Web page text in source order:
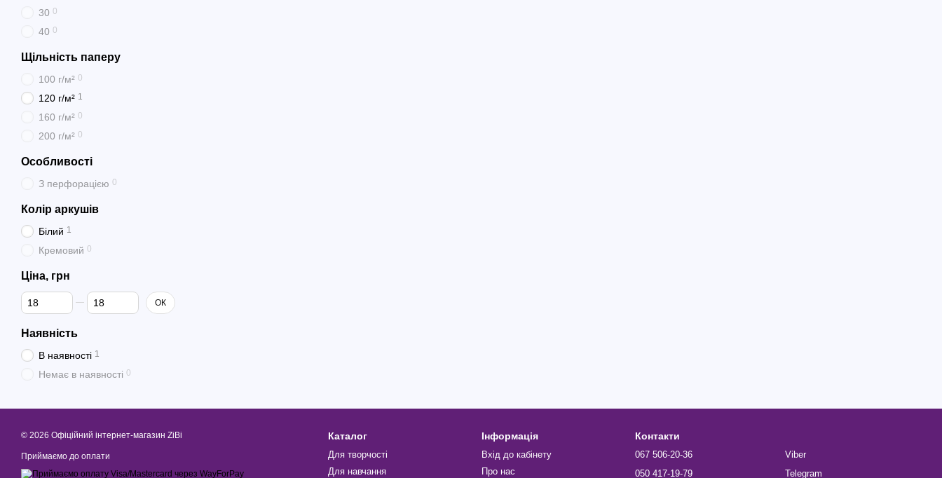
30 0
40 0
Щільність паперу
100 г/м² 0
120 г/м² 1
160 г/м² 0
200 г/м² 0
Особливості
З перфорацією 0
Колір аркушів
Білий 1
Кремовий 0
Ціна, грн
Від Ціна, грн
До Ціна, грн ОК
Наявність
В наявності 1
Немає в наявності 0
© 2026 Офіційний інтернет-магазин ZiBi
Приймаємо до оплати
Каталог
Для творчості
Для навчання
Інформація
Вхід до кабінету
Про нас
Контакти
067 506-20-36
050 417-19-79
Viber
Telegram